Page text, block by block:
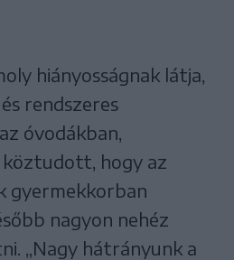
hiányosságnak látja,
rendszeres
óvodákban,
köztudott, hogy az
gyermekkorban
nagyon nehéz
„Nagy hátrányunk a